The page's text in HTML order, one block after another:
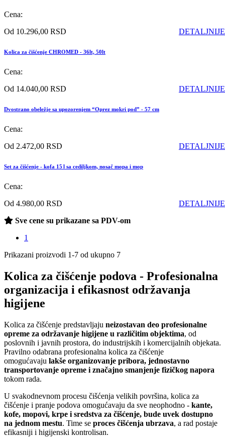
Cena:
Od 10.296,00 RSD
DETALJNIJE
Kolica za čišćenje CHROMED - 36lt, 50lt
Cena:
Od 14.040,00 RSD
DETALJNIJE
Dvostrano obeležje sa upozorenjem “Oprez mokri pod” - 57 cm
Cena:
Od 2.472,00 RSD
DETALJNIJE
Set za čišćenje - kofa 15 l sa cediljkom, nosač mopa i mop
Cena:
Od 4.980,00 RSD
DETALJNIJE
Sve cene su prikazane sa PDV-om
1
Prikazani proizvodi 1-7 od ukupno 7
Kolica za čišćenje podova - Profesionalna
organizacija i efikasnost održavanja
higijene
Kolica za čišćenje predstavljaju neizostavan deo profesionalne
opreme za održavanje higijene u različitim objektima, od
poslovnih i javnih prostora, do industrijskih i komercijalnih objekata.
Pravilno odabrana profesionalna kolica za čišćenje
omogućavaju lakše organizovanje pribora, jednostavno
transportovanje opreme i značajno smanjenje fizičkog napora
tokom rada.
U svakodnevnom procesu čišćenja velikih površina, kolica za
čišćenje i pranje podova omogućavaju da sve neophodno - kante,
kofe, mopovi, krpe i sredstva za čišćenje, bude uvek dostupno
na jednom mestu. Time se proces čišćenja ubrzava, a rad postaje
efikasniji i higijenski kontrolisan.